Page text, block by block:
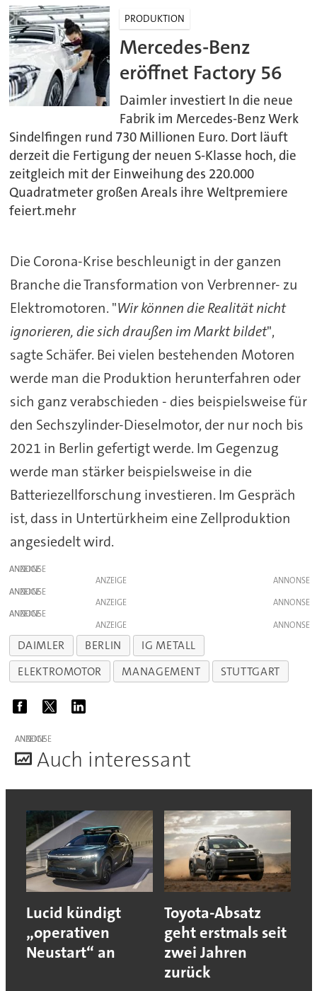
PRODUKTION
Mercedes-Benz
eröffnet Factory 56
Daimler investiert In die neue
Fabrik im Mercedes-Benz Werk
Sindelfingen rund 730 Millionen Euro. Dort läuft
derzeit die Fertigung der neuen S-Klasse hoch, die
zeitgleich mit der Einweihung des 220.000
Quadratmeter großen Areals ihre Weltpremiere
feiert.mehr
Die Corona-Krise beschleunigt in der ganzen
Branche die Transformation von Verbrenner- zu
Elektromotoren. "Wir können die Realität nicht
ignorieren, die sich draußen im Markt bildet",
sagte Schäfer. Bei vielen bestehenden Motoren
werde man die Produktion herunterfahren oder
sich ganz verabschieden - dies beispielsweise für
den Sechszylinder-Dieselmotor, der nur noch bis
2021 in Berlin gefertigt werde. Im Gegenzug
werde man stärker beispielsweise in die
Batteriezellforschung investieren. Im Gespräch
ist, dass in Untertürkheim eine Zellproduktion
angesiedelt wird.
ANZEIGE
ANZEIGE
ANZEIGE
ANZEIGE
ANZEIGE
ANZEIGE
DAIMLER BERLIN
IG METALL
ELEKTROMOTOR
MANAGEMENT STUTTGART
ANZEIGE
Auch interessant
Lucid kündigt
„operativen
Neustart“ an
Toyota-Absatz
geht erstmals seit
zwei Jahren
zurück